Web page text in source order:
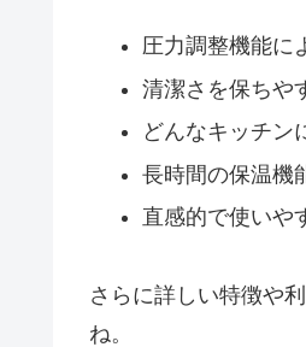
圧力調整機能に
清潔さを保ちや
どんなキッチン
長時間の保温機
直感的で使いや
さらに詳しい特徴や
ね。